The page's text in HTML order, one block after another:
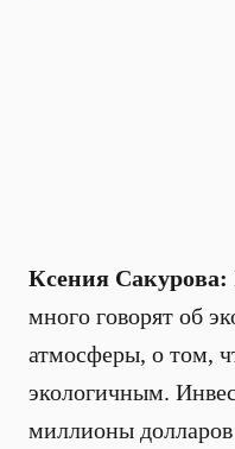
Ксения Сакурова:
много говорят об
атмосферы, о том,
экологичным.
миллионы